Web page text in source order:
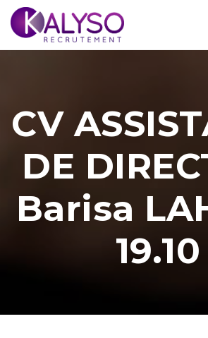
CV
DE
Barisa
19.10